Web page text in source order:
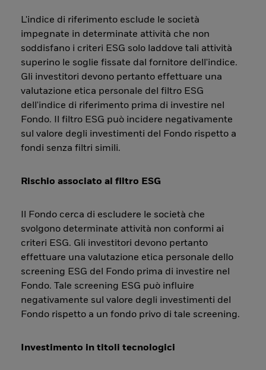
L'indice di riferimento esclude le società
impegnate in determinate attività che non
soddisfano i criteri ESG solo laddove tali attività
superino le soglie fissate dal fornitore dell'indice.
Gli investitori devono pertanto effettuare una
valutazione etica personale del filtro ESG
dell'indice di riferimento prima di investire nel
Fondo. Il filtro ESG può incidere negativamente
sul valore degli investimenti del Fondo rispetto a
fondi senza filtri simili.
Rischio associato al filtro ESG
Il Fondo cerca di escludere le società che
svolgono determinate attività non conformi ai
criteri ESG. Gli investitori devono pertanto
effettuare una valutazione etica personale dello
screening ESG del Fondo prima di investire nel
Fondo. Tale screening ESG può influire
negativamente sul valore degli investimenti del
Fondo rispetto a un fondo privo di tale screening.
Investimento in titoli tecnologici